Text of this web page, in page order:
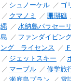
シュノーケル
ゴ
クマノミ
珊瑚礁
縄
水納島パラセー
島
ファンダイビン
ング ライセンス
ジェットスキー
マーブル
修学旅
瀬底島プラン
電